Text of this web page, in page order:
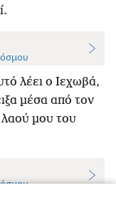
λέει ο Ιεχωβά,
μέσα από τον
μου του